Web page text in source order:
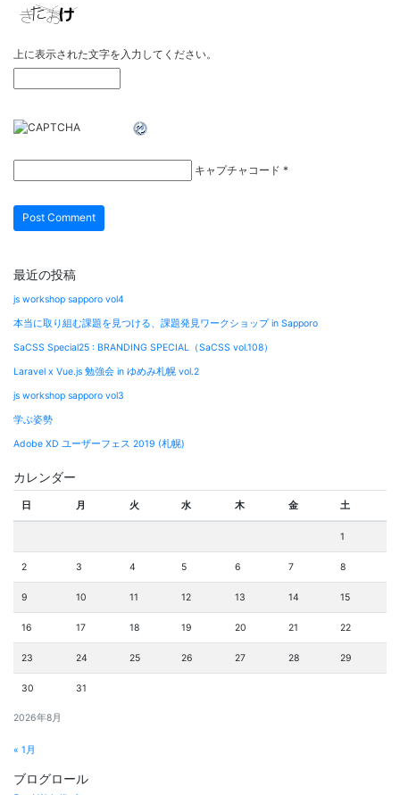
上に表示された文字を入力してください。
キャプチャコード *
最近の投稿
js workshop sapporo vol4
本当に取り組む課題を見つける、課題発見ワークショップ in Sapporo
SaCSS Special25 : BRANDING SPECIAL（SaCSS vol.108）
Laravel x Vue.js 勉強会 in ゆめみ札幌 vol.2
js workshop sapporo vol3
学ぶ姿勢
Adobe XD ユーザーフェス 2019 (札幌)
カレンダー
2026年8月
日 月 火 水 木 金 土
1
2 3 4 5 6 7 8
9 10 11 12 13 14 15
16 17 18 19 20 21 22
23 24 25 26 27 28 29
30 31
« 1月
ブログロール